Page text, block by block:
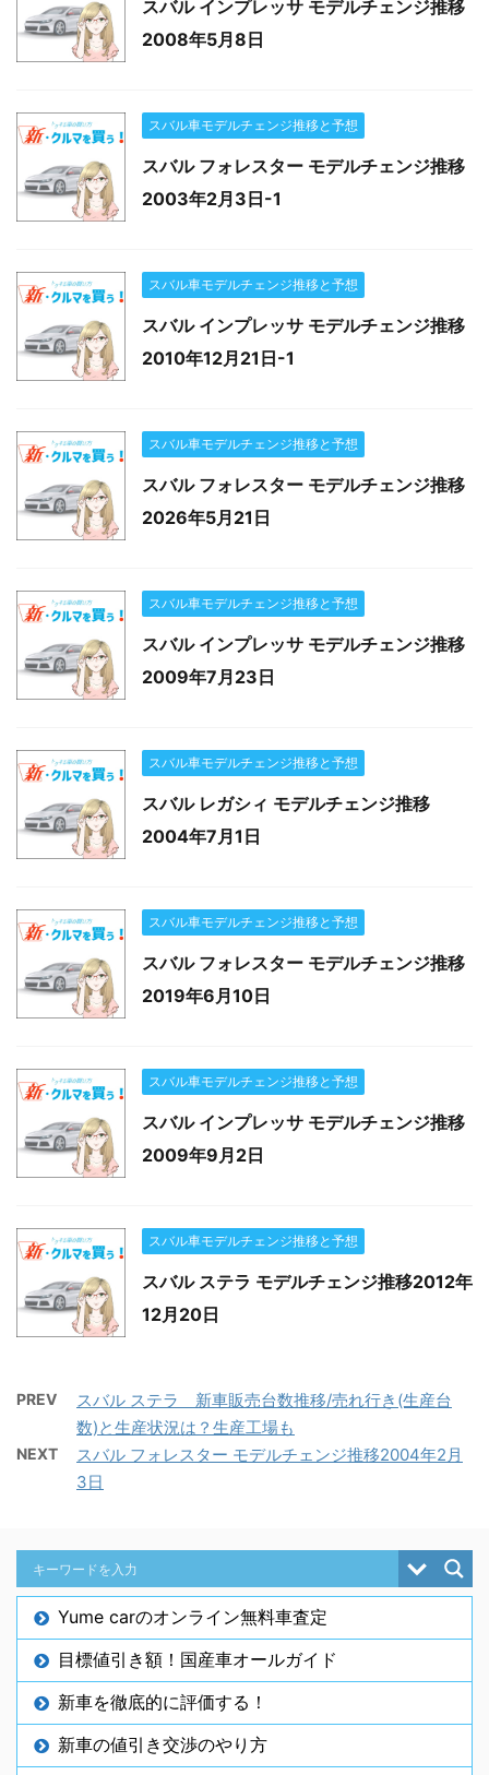
スバル インプレッサ モデルチェンジ推移
2008年5月8日
スバル車モデルチェンジ推移と予想
スバル フォレスター モデルチェンジ推移
2003年2月3日-1
スバル車モデルチェンジ推移と予想
スバル インプレッサ モデルチェンジ推移
2010年12月21日-1
スバル車モデルチェンジ推移と予想
スバル フォレスター モデルチェンジ推移
2026年5月21日
スバル車モデルチェンジ推移と予想
スバル インプレッサ モデルチェンジ推移
2009年7月23日
スバル車モデルチェンジ推移と予想
スバル レガシィ モデルチェンジ推移
2004年7月1日
スバル車モデルチェンジ推移と予想
スバル フォレスター モデルチェンジ推移
2019年6月10日
スバル車モデルチェンジ推移と予想
スバル インプレッサ モデルチェンジ推移
2009年9月2日
スバル車モデルチェンジ推移と予想
スバル ステラ モデルチェンジ推移2012年
12月20日
PREV
スバル ステラ 新車販売台数推移/売れ行き(生産台
数)と生産状況は？生産工場も
NEXT
スバル フォレスター モデルチェンジ推移2004年2月
3日
Yume carのオンライン無料車査定
目標値引き額！国産車オールガイド
新車を徹底的に評価する！
新車の値引き交渉のやり方